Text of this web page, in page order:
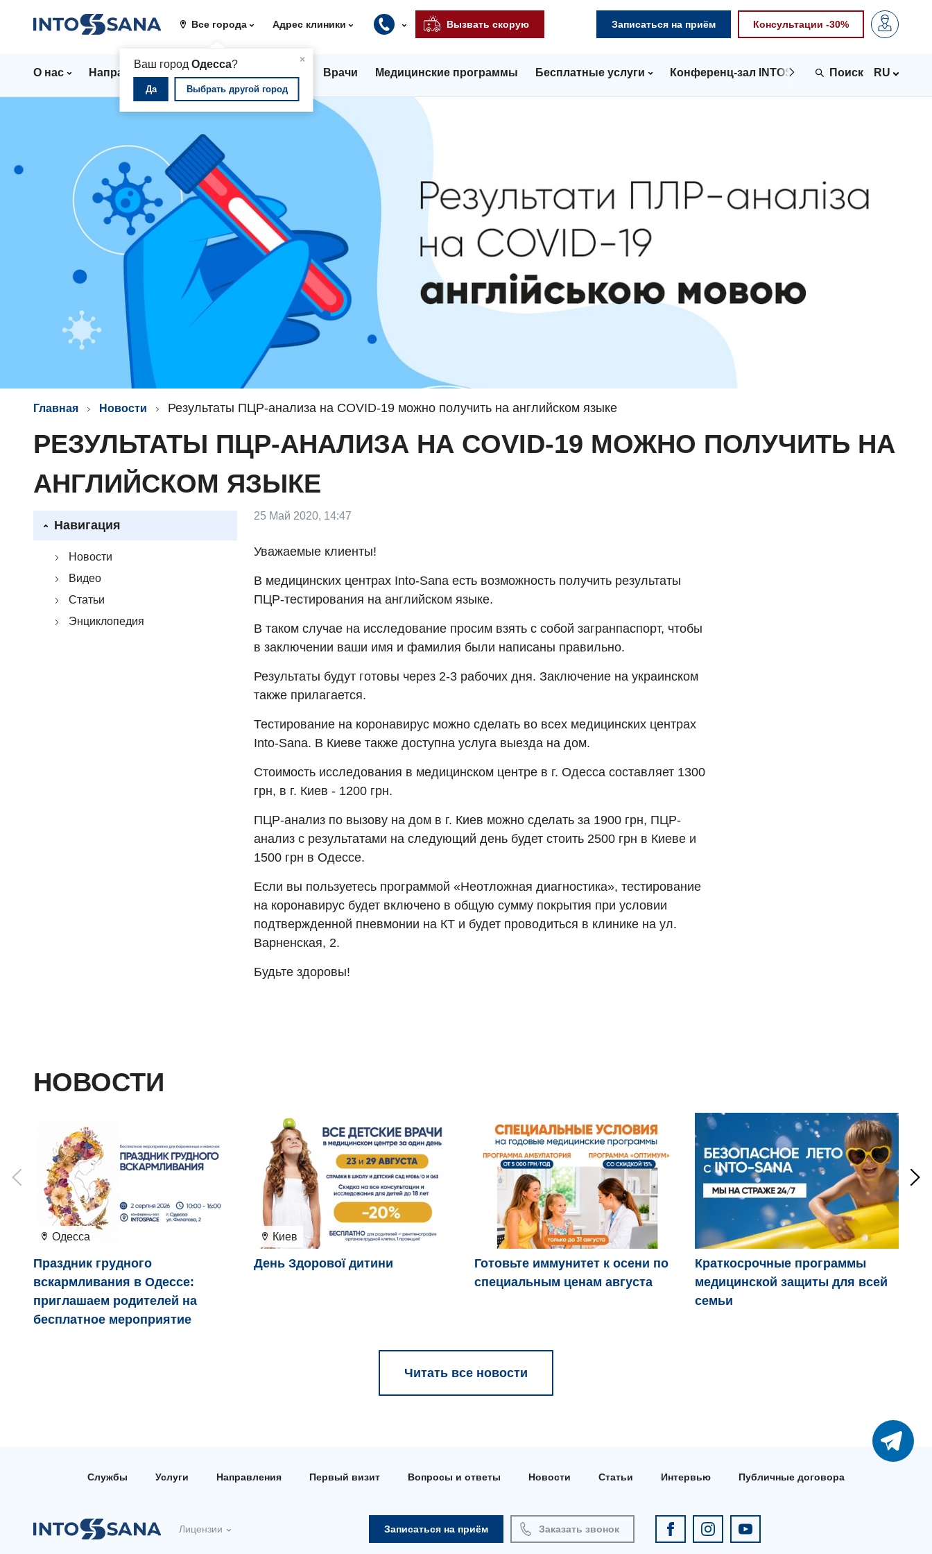
Все города
×
Ваш город Одесса?
Да Выбрать другой город
Адрес клиники Вызвать скорую Записаться на приём Консультации -30%
О нас Направления Стационар Врачи Медицинские программы Бесплатные услуги Конференц-зал INTOSPACE Контакты
RU
Главная Новости Результаты ПЦР-анализа на COVID-19 можно получить на английском языке
РЕЗУЛЬТАТЫ ПЦР-АНАЛИЗА НА COVID-19 МОЖНО ПОЛУЧИТЬ НА
АНГЛИЙСКОМ ЯЗЫКЕ
Навигация
Новости
Видео
Статьи
Энциклопедия
25 Май 2020, 14:47
Уважаемые клиенты!
В медицинских центрах Into-Sana есть возможность получить результаты
ПЦР-тестирования на английском языке.
В таком случае на исследование просим взять с собой загранпаспорт, чтобы
в заключении ваши имя и фамилия были написаны правильно.
Результаты будут готовы через 2-3 рабочих дня. Заключение на украинском
также прилагается.
Тестирование на коронавирус можно сделать во всех медицинских центрах
Into-Sana. В Киеве также доступна услуга выезда на дом.
Стоимость исследования в медицинском центре в г. Одесса составляет 1300
грн, в г. Киев - 1200 грн.
ПЦР-анализ по вызову на дом в г. Киев можно сделать за 1900 грн, ПЦР-
анализ с результатами на следующий день будет стоить 2500 грн в Киеве и
1500 грн в Одессе.
Если вы пользуетесь программой «Неотложная диагностика», тестирование
на коронавирус будет включено в общую сумму покрытия при условии
подтвержденной пневмонии на КТ и будет проводиться в клинике на ул.
Варненская, 2.
Будьте здоровы!
НОВОСТИ
Одесса
Праздник грудного
вскармливания в Одессе:
приглашаем родителей на
бесплатное мероприятие
Киев
День Здорової дитини
Готовьте иммунитет к осени по
специальным ценам августа
Краткосрочные программы
медицинской защиты для всей
семьи
Читать все новости
Службы Услуги Направления Первый визит Вопросы и ответы Новости Статьи Интервью Публичные договора
Лицензии Записаться на приём Заказать звонок